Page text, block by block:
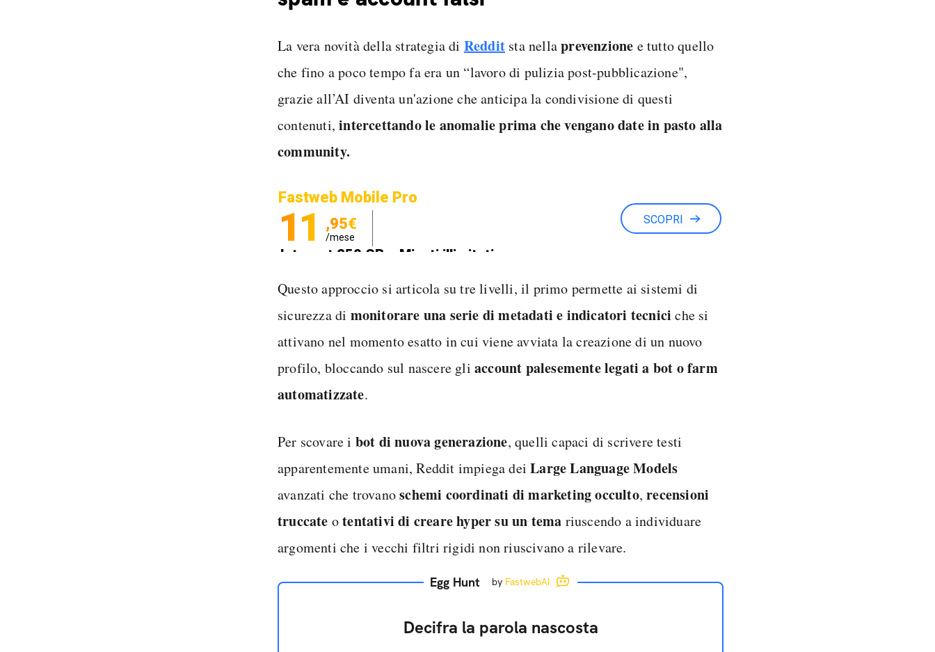
La vera novità della strategia di Reddit sta nellaprevenzione e tutto quello
che fino a poco tempo fa era un “lavoro di pulizia post-pubblicazione",
grazie all’AI diventa un'azione che anticipa la condivisione di questi
contenuti,intercettando le anomalie prima che vengano date in pasto alla
community.
Fastweb Mobile Pro
11 ,95€
/mese
Internet 250 GB e Minuti illimitati
SCOPRI
Questo approccio si articola su tre livelli, il primo permette ai sistemi di
sicurezza di monitorare una serie di metadati e indicatori tecnici che si
attivano nel momento esatto in cui viene avviata la creazione di un nuovo
profilo, bloccando sul nascere gli account palesemente legati a bot o farm
automatizzate.
Per scovare i bot di nuova generazione, quelli capaci di scrivere testi
apparentemente umani, Reddit impiega deiLarge Language Models
avanzati che trovanoschemi coordinati di marketing occulto,recensioni
truccate otentativi di creare hyper su un tema riuscendo a individuare
argomenti che i vecchi filtri rigidi non riuscivano a rilevare.
Egg Hunt by FastwebAI
Decifra la parola nascosta